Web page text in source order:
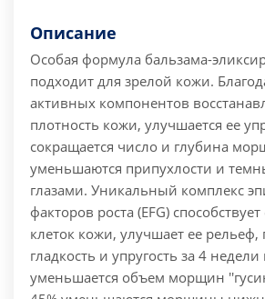
Описание
Особая формула бальзама-
подходит для зрелой кожи.
активных компонентов
плотность кожи, улучшается ее
сокращается число и глубина
уменьшаются припухлости и
глазами. Уникальный комплекс
факторов роста (EFG)
клеток кожи, улучшает ее рельеф,
гладкость и упругость за 4 недели
уменьшается объем морщин